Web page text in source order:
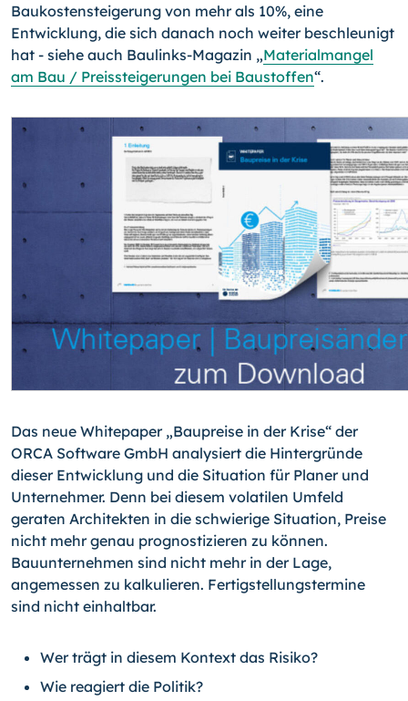
Baukostensteigerung von mehr als 10%, eine
Entwicklung, die sich danach noch weiter beschleunigt
hat - siehe auch Baulinks-Magazin „Materialmangel
am Bau / Preissteigerungen bei Baustoffen“.
Das neue Whitepaper „Baupreise in der Krise“ der
ORCA Software GmbH analysiert die Hintergründe
dieser Entwicklung und die Situation für Planer und
Unternehmer. Denn bei diesem volatilen Umfeld
geraten Architekten in die schwierige Situation, Preise
nicht mehr genau prognostizieren zu können.
Bauunternehmen sind nicht mehr in der Lage,
angemessen zu kalkulieren. Fertigstellungstermine
sind nicht einhaltbar.
Wer trägt in diesem Kontext das Risiko?
Wie reagiert die Politik?